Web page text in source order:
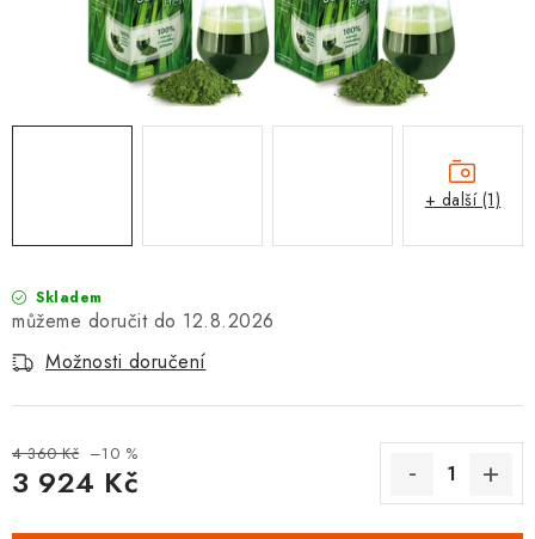
Vrácení zboží a reklamace
Skladem
12.8.2026
Možnosti doručení
4 360 Kč –10 %
3 924 Kč
+ další (1)